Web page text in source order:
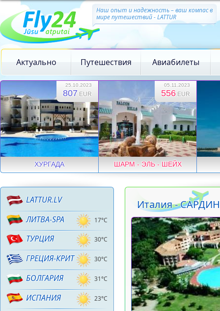
Наш опыт и надежность – ваш компас в
мире путешествий - LATTUR
Актуально Путешествия Авиабилеты
25.10.2023
807 EUR
ХУРГАДА
05.11.2023
556 EUR
ШАРМ - ЭЛЬ - ШЕЙХ
LATTUR.LV
17°C
ЛИТВА-SPA
30°C
ТУРЦИЯ
30°C
ГРЕЦИЯ-КРИТ
31°C
БОЛГАРИЯ
23°C
ИСПАНИЯ
Италия -